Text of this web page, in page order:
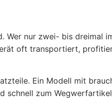
nur zwei- bis dreimal
oft transportiert,
Ein Modell mit
schnell zum